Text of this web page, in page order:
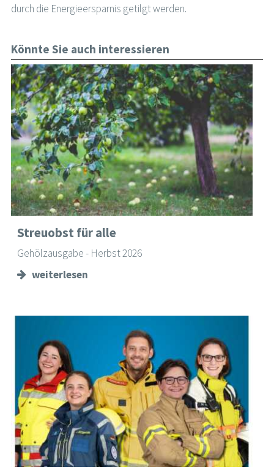
durch die Energieersparnis getilgt werden.
Könnte Sie auch interessieren
Streuobst für alle
Gehölzausgabe - Herbst 2026
weiterlesen